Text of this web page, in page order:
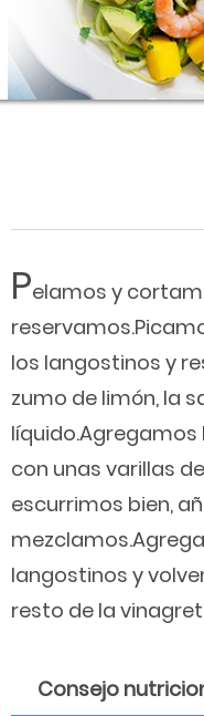
Pelamos y
los langostinos y
zumo de limón, la
con unas varillas
escurrimos bien,
langostinos y
resto de la
Consejo